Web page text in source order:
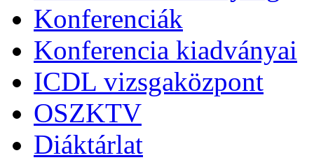
Konferenciák
Konferencia kiadványai
ICDL vizsgaközpont
OSZKTV
Diáktárlat